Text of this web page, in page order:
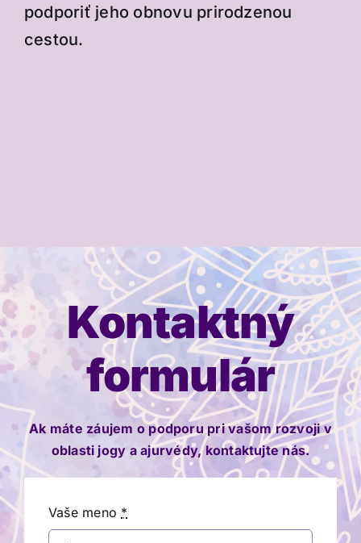
podporiť jeho obnovu prirodzenou
cestou.
Kontaktný
formulár
Ak máte záujem o podporu pri vašom rozvoji v
oblasti jogy a ajurvédy, kontaktujte nás.
Vaše meno *